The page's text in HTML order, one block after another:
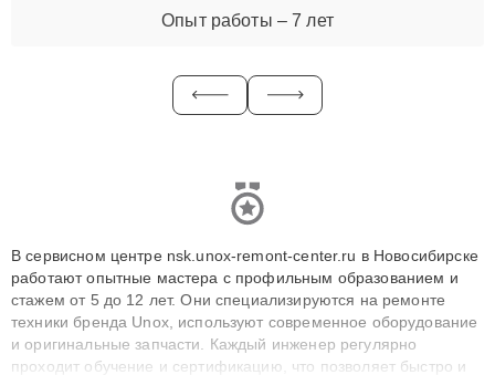
Опыт работы – 7 лет
В сервисном центре nsk.unox-remont-center.ru в Новосибирске
работают опытные мастера с профильным образованием и
стажем от 5 до 12 лет. Они специализируются на ремонте
техники бренда Unox, используют современное оборудование
и оригинальные запчасти. Каждый инженер регулярно
проходит обучение и сертификацию, что позволяет быстро и